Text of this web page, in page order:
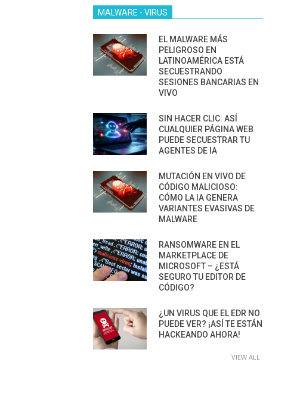
MALWARE - VIRUS
EL MALWARE MÁS
PELIGROSO EN
LATINOAMÉRICA ESTÁ
SECUESTRANDO
SESIONES BANCARIAS EN
VIVO
SIN HACER CLIC: ASÍ
CUALQUIER PÁGINA WEB
PUEDE SECUESTRAR TU
AGENTES DE IA
MUTACIÓN EN VIVO DE
CÓDIGO MALICIOSO:
CÓMO LA IA GENERA
VARIANTES EVASIVAS DE
MALWARE
RANSOMWARE EN EL
MARKETPLACE DE
MICROSOFT – ¿ESTÁ
SEGURO TU EDITOR DE
CÓDIGO?
¿UN VIRUS QUE EL EDR NO
PUEDE VER? ¡ASÍ TE ESTÁN
HACKEANDO AHORA!
VIEW ALL